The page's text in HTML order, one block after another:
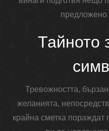
предложено
Тайното
Тревожността,
желанията,
крайна сметка пораждат